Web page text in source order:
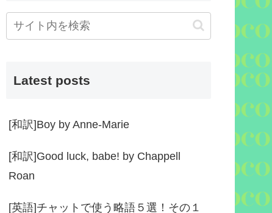
Latest posts
[和訳]Boy by Anne-Marie
[和訳]Good luck, babe! by Chappell
Roan
[英語]チャットで使う略語５選！その１